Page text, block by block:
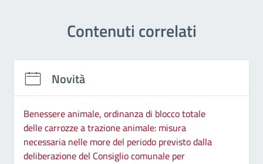
Contenuti correlati
Novità
Benessere animale, ordinanza di blocco totale
delle carrozze a trazione animale: misura
necessaria nelle more del periodo previsto dalla
deliberazione del Consiglio comunale per